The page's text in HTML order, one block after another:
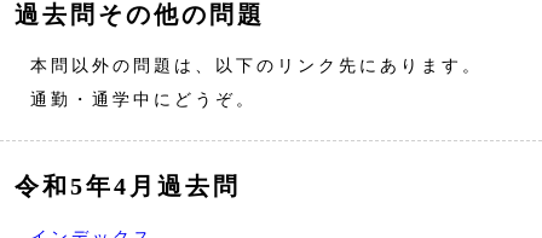
過去問その他の問題
本問以外の問題は、以下のリンク先にあります。
通勤・通学中にどうぞ。
令和5年4月過去問